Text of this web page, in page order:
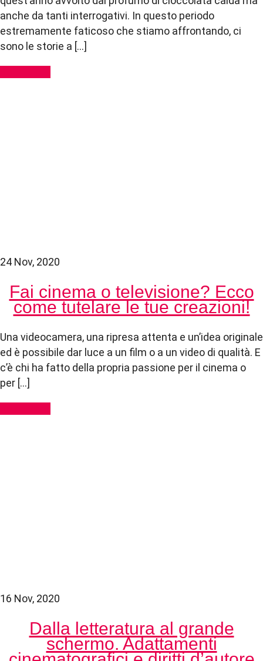
anche da tanti interrogativi. In questo periodo
estremamente faticoso che stiamo affrontando, ci
sono le storie a […]
24 Nov, 2020
Fai cinema o televisione? Ecco
come tutelare le tue creazioni!
Una videocamera, una ripresa attenta e un’idea originale
ed è possibile dar luce a un film o a un video di qualità. E
c’è chi ha fatto della propria passione per il cinema o
per […]
16 Nov, 2020
Dalla letteratura al grande
schermo. Adattamenti